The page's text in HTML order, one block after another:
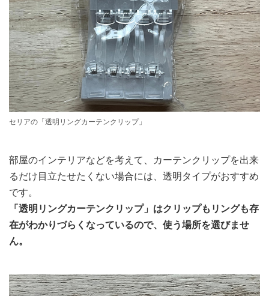
セリアの「透明リングカーテンクリップ」
部屋のインテリアなどを考えて、カーテンクリップを出来
るだけ目立たせたくない場合には、透明タイプがおすすめ
です。
「透明リングカーテンクリップ」はクリップもリングも存
在がわかりづらくなっているので、使う場所を選びませ
ん。